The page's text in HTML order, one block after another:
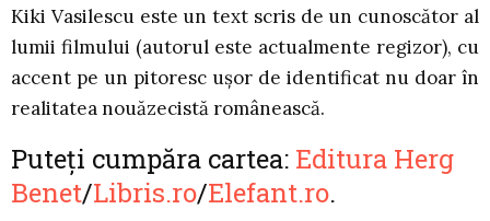
Kiki Vasilescu este un text scris de un cunoscător al
lumii filmului (autorul este actualmente regizor), cu
accent pe un pitoresc ușor de identificat nu doar în
realitatea nouăzecistă românească.
Puteți cumpăra cartea: Editura Herg
Benet/Libris.ro/Elefant.ro.